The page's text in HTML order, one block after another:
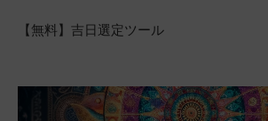
【無料】吉日選定ツール